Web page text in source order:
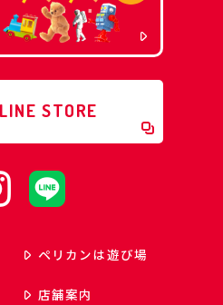
STORE
ペリカンは遊び場
店舗案内